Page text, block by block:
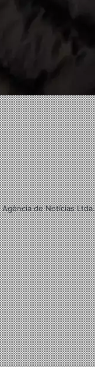
de Notícias Ltda.